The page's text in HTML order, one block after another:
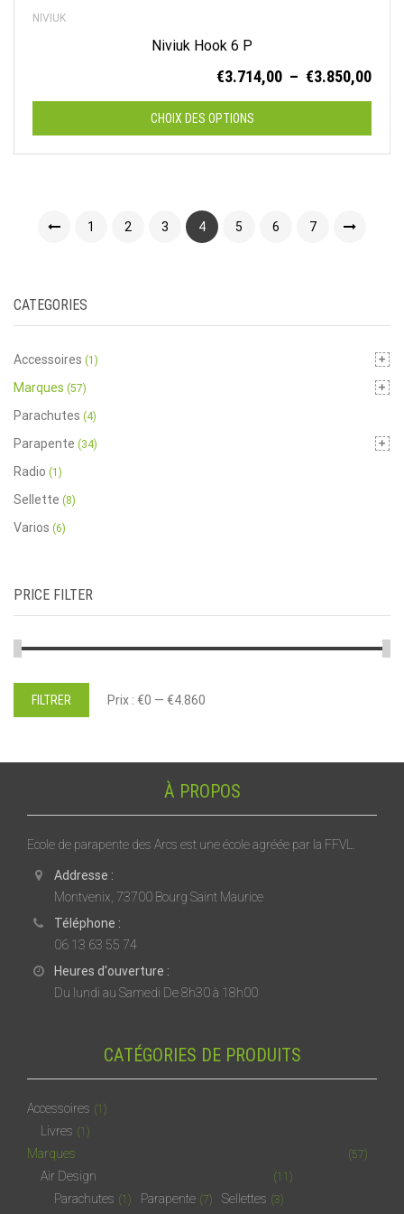
NIVIUK
Niviuk Hook 6 P
€3.714,00 – €3.850,00
de
CHOIX DES OPTIONS
plusieurs
choisies
page
du
produit
1 2 3 4 5 6 7
CATEGORIES
Accessoires (1)
Marques (57)
Parachutes (4)
Parapente (34)
Radio (1)
Sellette (8)
Varios (6)
PRICE FILTER
Prix
PrixFILTRER Prix : €0 — €4.860
À PROPOS
Ecole de parapente des Arcs est une école agréée par la FFVL.
Addresse :
Montvenix, 73700 Bourg Saint Maurice
Téléphone :
06 13 63 55 74
Heures d'ouverture :
Du lundi au Samedi De 8h30 à 18h00
CATÉGORIES DE PRODUITS
Accessoires (1)
Livres (1)
Marques (57)
Air Design (11)
Parachutes (1) Parapente (7) Sellettes (3)